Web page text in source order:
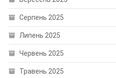
Серпень 2025
Липень 2025
Червень 2025
Травень 2025